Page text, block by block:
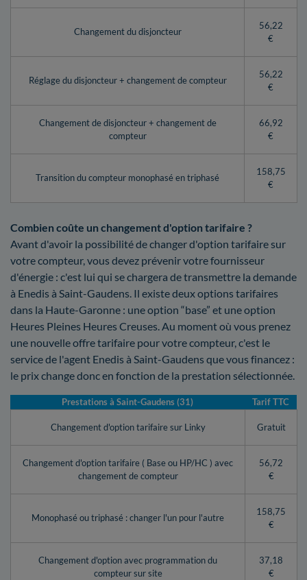
Changement du disjoncteur
56,22
€
Réglage du disjoncteur + changement de compteur
56,22
€
Changement de disjoncteur + changement de
compteur
66,92
€
Transition du compteur monophasé en triphasé
158,75
€
Combien coûte un changement d'option tarifaire ?
Avant d'avoir la possibilité de changer d'option tarifaire sur
votre compteur, vous devez prévenir votre fournisseur
d'énergie : c'est lui qui se chargera de transmettre la demande
à Enedis à Saint-Gaudens. Il existe deux options tarifaires
dans la Haute-Garonne : une option “base” et une option
Heures Pleines Heures Creuses. Au moment où vous prenez
une nouvelle offre tarifaire pour votre compteur, c'est le
service de l'agent Enedis à Saint-Gaudens que vous financez :
le prix change donc en fonction de la prestation sélectionnée.
Prestations à Saint-Gaudens (31) Tarif TTC
Changement d'option tarifaire sur Linky Gratuit
Changement d'option tarifaire ( Base ou HP/HC ) avec
changement de compteur
56,72
€
Monophasé ou triphasé : changer l'un pour l'autre
158,75
€
Changement d'option avec programmation du
compteur sur site
37,18
€